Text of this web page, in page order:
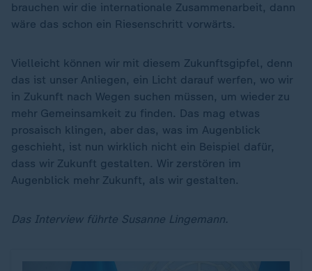
brauchen wir die internationale Zusammenarbeit, dann
wäre das schon ein Riesenschritt vorwärts.
Vielleicht können wir mit diesem Zukunftsgipfel, denn
das ist unser Anliegen, ein Licht darauf werfen, wo wir
in Zukunft nach Wegen suchen müssen, um wieder zu
mehr Gemeinsamkeit zu finden. Das mag etwas
prosaisch klingen, aber das, was im Augenblick
geschieht, ist nun wirklich nicht ein Beispiel dafür,
dass wir Zukunft gestalten. Wir zerstören im
Augenblick mehr Zukunft, als wir gestalten.
Das Interview führte Susanne Lingemann.